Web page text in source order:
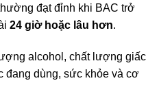
đạt đỉnh khi BAC trở
24 giờ hoặc lâu hơn.
alcohol, chất lượng giấc
đang dùng, sức khỏe và cơ